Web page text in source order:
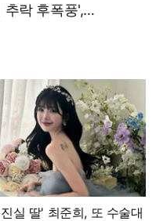
락 후폭풍',
실 딸' 최준희, 또 수술대